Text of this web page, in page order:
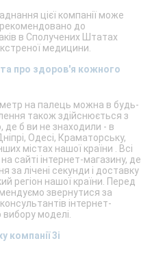
цієї компанії може
до
в Сполучених Штатах
медицини.
про здоров'я кожного
на палець можна в будь-
також здійснюється з
де б ви не знаходили - в
Одесі, Краматорську,
містах нашої країни . Всі
сайті інтернет-магазину, де
лічені секунди і доставку
регіон нашої країни. Перед
звернутися за
інтернет-
моделі.
компанії 3i